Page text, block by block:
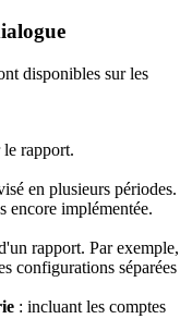
disponibles sur les
rapport.
en plusieurs périodes.
encore implémentée.
rapport. Par exemple,
configurations séparées
: incluant les comptes